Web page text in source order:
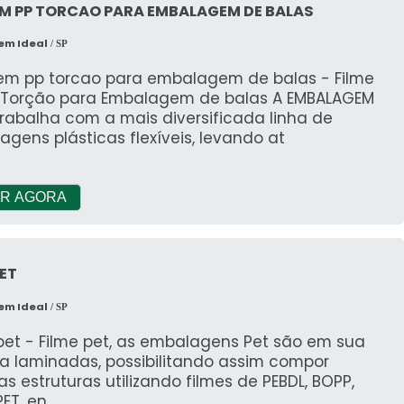
recicláveis contribui para uma economia
que o desperdício termine nas prateleiras ou nos
materiais não recicláveis, gera um considerável
alternativas sustentáveis emergem como
que priorizem a redução de resíduos deve ser
produção, alinhando-se às expectativas de
à fabricação de embalagens é um passo
sobre a importância de escolher
a educar tanto os produtores quanto os
informativas podem destacar como as
a redução de gases de efeito estufa e mitigam
PP TORCAO PARA EMBALAGEM DE BALAS
Ideal / SP
pp torcao para embalagem de balas - Filme
Torção para Embalagem de balas A EMBALAGEM
trabalha com a mais diversificada linha de
plásticas flexíveis, levando at
AGORA
Ideal / SP
- Filme pet, as embalagens Pet são em sua
laminadas, possibilitando assim compor
estruturas utilizando filmes de PEBDL, BOPP,